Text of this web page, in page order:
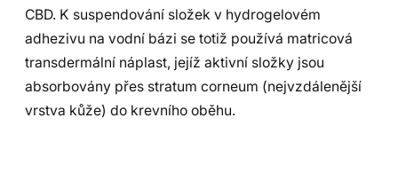
CBD. K suspendování složek v hydrogelovém
adhezivu na vodní bázi se totiž používá matricová
transdermální náplast, jejíž aktivní složky jsou
absorbovány přes stratum corneum (nejvzdálenější
vrstva kůže) do krevního oběhu.